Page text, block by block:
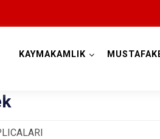
KAYMAKAMLIK